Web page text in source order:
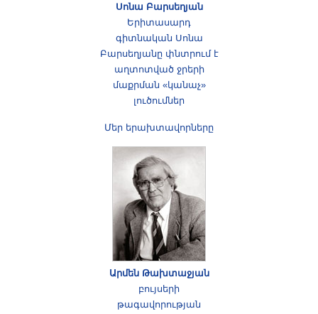
Սոնա Բարսեղյան
Երիտասարդ
գիտնական Սոնա
Բարսեղյանը փնտրում է
աղտոտված ջրերի
մաքրման «կանաչ»
լուծումներ
Մեր երախտավորները
Արմեն Թախտաջյան
բույսերի
թագավորության